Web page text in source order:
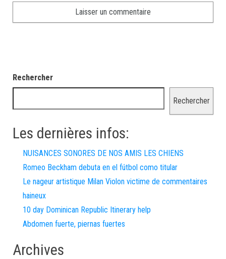
Rechercher
Rechercher
Les dernières infos:
NUISANCES SONORES DE NOS AMIS LES CHIENS
Romeo Beckham debuta en el fútbol como titular
Le nageur artistique Milan Violon victime de commentaires
haineux
10 day Dominican Republic Itinerary help
Abdomen fuerte, piernas fuertes
Archives